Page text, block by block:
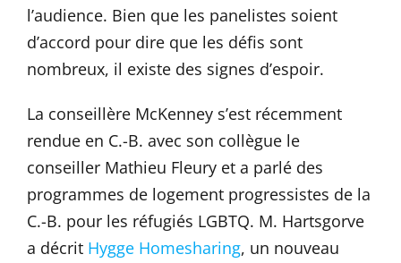
l’audience. Bien que les panelistes soient
d’accord pour dire que les défis sont
nombreux, il existe des signes d’espoir.
La conseillère McKenney s’est récemment
rendue en C.-B. avec son collègue le
conseiller Mathieu Fleury et a parlé des
programmes de logement progressistes de la
C.-B. pour les réfugiés LGBTQ. M. Hartsgorve
a décrit Hygge Homesharing, un nouveau